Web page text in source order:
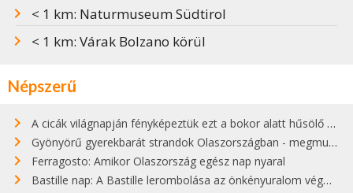
< 1 km: Naturmuseum Südtirol
< 1 km: Várak Bolzano körül
Népszerű
A cicák világnapján fényképeztük ezt a bokor alatt hűsölő cicát Kisorosziban
Gyönyörű gyerekbarát strandok Olaszországban - megmutatjuk a 15 legjobbat
Ferragosto: Amikor Olaszország egész nap nyaral
Bastille nap: A Bastille lerombolása az önkényuralom végét jelentette